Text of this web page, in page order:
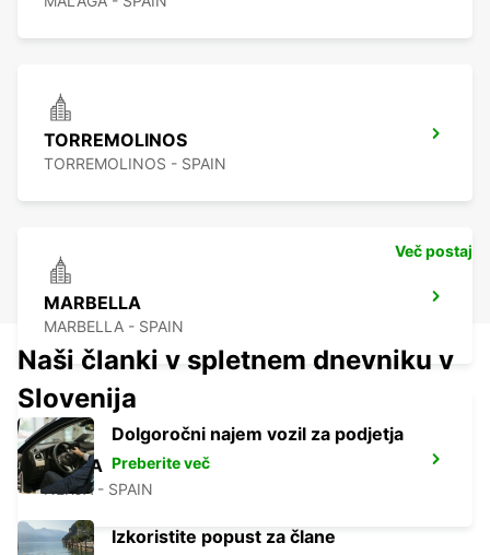
TORREMOLINOS
TORREMOLINOS - SPAIN
MARBELLA
MARBELLA - SPAIN
NERJA
NERJA - SPAIN
Več postaj
Naši članki v spletnem dnevniku v
Slovenija
Dolgoročni najem vozil za podjetja
Preberite več
Izkoristite popust za člane